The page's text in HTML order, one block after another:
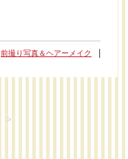
前撮り写真＆ヘアーメイク
>